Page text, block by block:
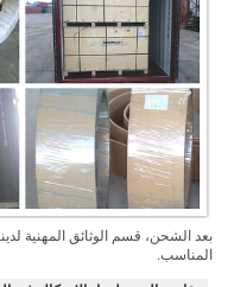
بعد الشحن، قسم الوثائق المهنية
المناسب.